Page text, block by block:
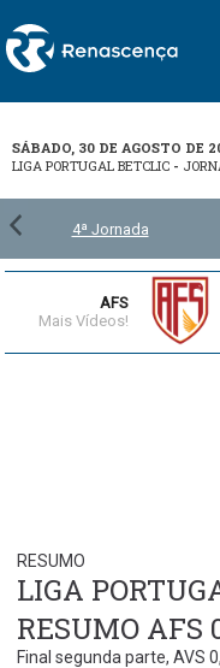
SÁBADO, 30 DE AGOSTO DE
LIGA PORTUGAL BETCLIC -
4ª Jornada
AFS
Mais Vídeos!
RESUMO
LIGA
RESUMO AFS
Final segunda parte, AVS